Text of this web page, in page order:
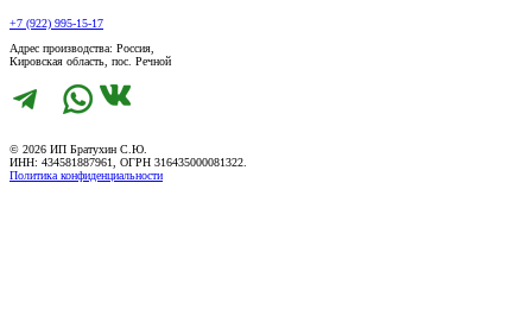
+7 (922) 995-15-17
Адрес производства: Россия,
Кировская область, пос. Речной
© 2026 ИП Братухин С.Ю.
ИНН: 434581887961, ОГРН 316435000081322.
Политика конфиденциальности